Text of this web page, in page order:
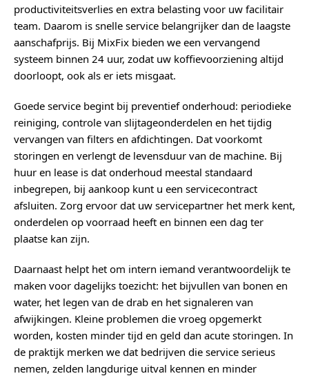
productiviteitsverlies en extra belasting voor uw facilitair
team. Daarom is snelle service belangrijker dan de laagste
aanschafprijs. Bij MixFix bieden we een vervangend
systeem binnen 24 uur, zodat uw koffievoorziening altijd
doorloopt, ook als er iets misgaat.
Goede service begint bij preventief onderhoud: periodieke
reiniging, controle van slijtageonderdelen en het tijdig
vervangen van filters en afdichtingen. Dat voorkomt
storingen en verlengt de levensduur van de machine. Bij
huur en lease is dat onderhoud meestal standaard
inbegrepen, bij aankoop kunt u een servicecontract
afsluiten. Zorg ervoor dat uw servicepartner het merk kent,
onderdelen op voorraad heeft en binnen een dag ter
plaatse kan zijn.
Daarnaast helpt het om intern iemand verantwoordelijk te
maken voor dagelijks toezicht: het bijvullen van bonen en
water, het legen van de drab en het signaleren van
afwijkingen. Kleine problemen die vroeg opgemerkt
worden, kosten minder tijd en geld dan acute storingen. In
de praktijk merken we dat bedrijven die service serieus
nemen, zelden langdurige uitval kennen en minder